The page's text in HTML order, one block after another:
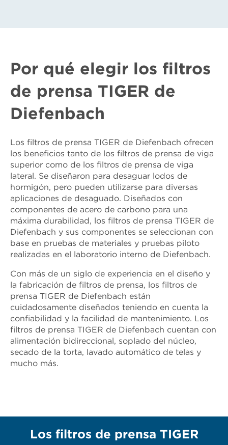
Por qué elegir los filtros
de prensa TIGER de
Diefenbach
Los filtros de prensa TIGER de Diefenbach ofrecen
los beneficios tanto de los filtros de prensa de viga
superior como de los filtros de prensa de viga
lateral. Se diseñaron para desaguar lodos de
hormigón, pero pueden utilizarse para diversas
aplicaciones de desaguado. Diseñados con
componentes de acero de carbono para una
máxima durabilidad, los filtros de prensa TIGER de
Diefenbach y sus componentes se seleccionan con
base en pruebas de materiales y pruebas piloto
realizadas en el laboratorio interno de Diefenbach.
Con más de un siglo de experiencia en el diseño y
la fabricación de filtros de prensa, los filtros de
prensa TIGER de Diefenbach están
cuidadosamente diseñados teniendo en cuenta la
confiabilidad y la facilidad de mantenimiento. Los
filtros de prensa TIGER de Diefenbach cuentan con
alimentación bidireccional, soplado del núcleo,
secado de la torta, lavado automático de telas y
mucho más.
Los filtros de prensa TIGER